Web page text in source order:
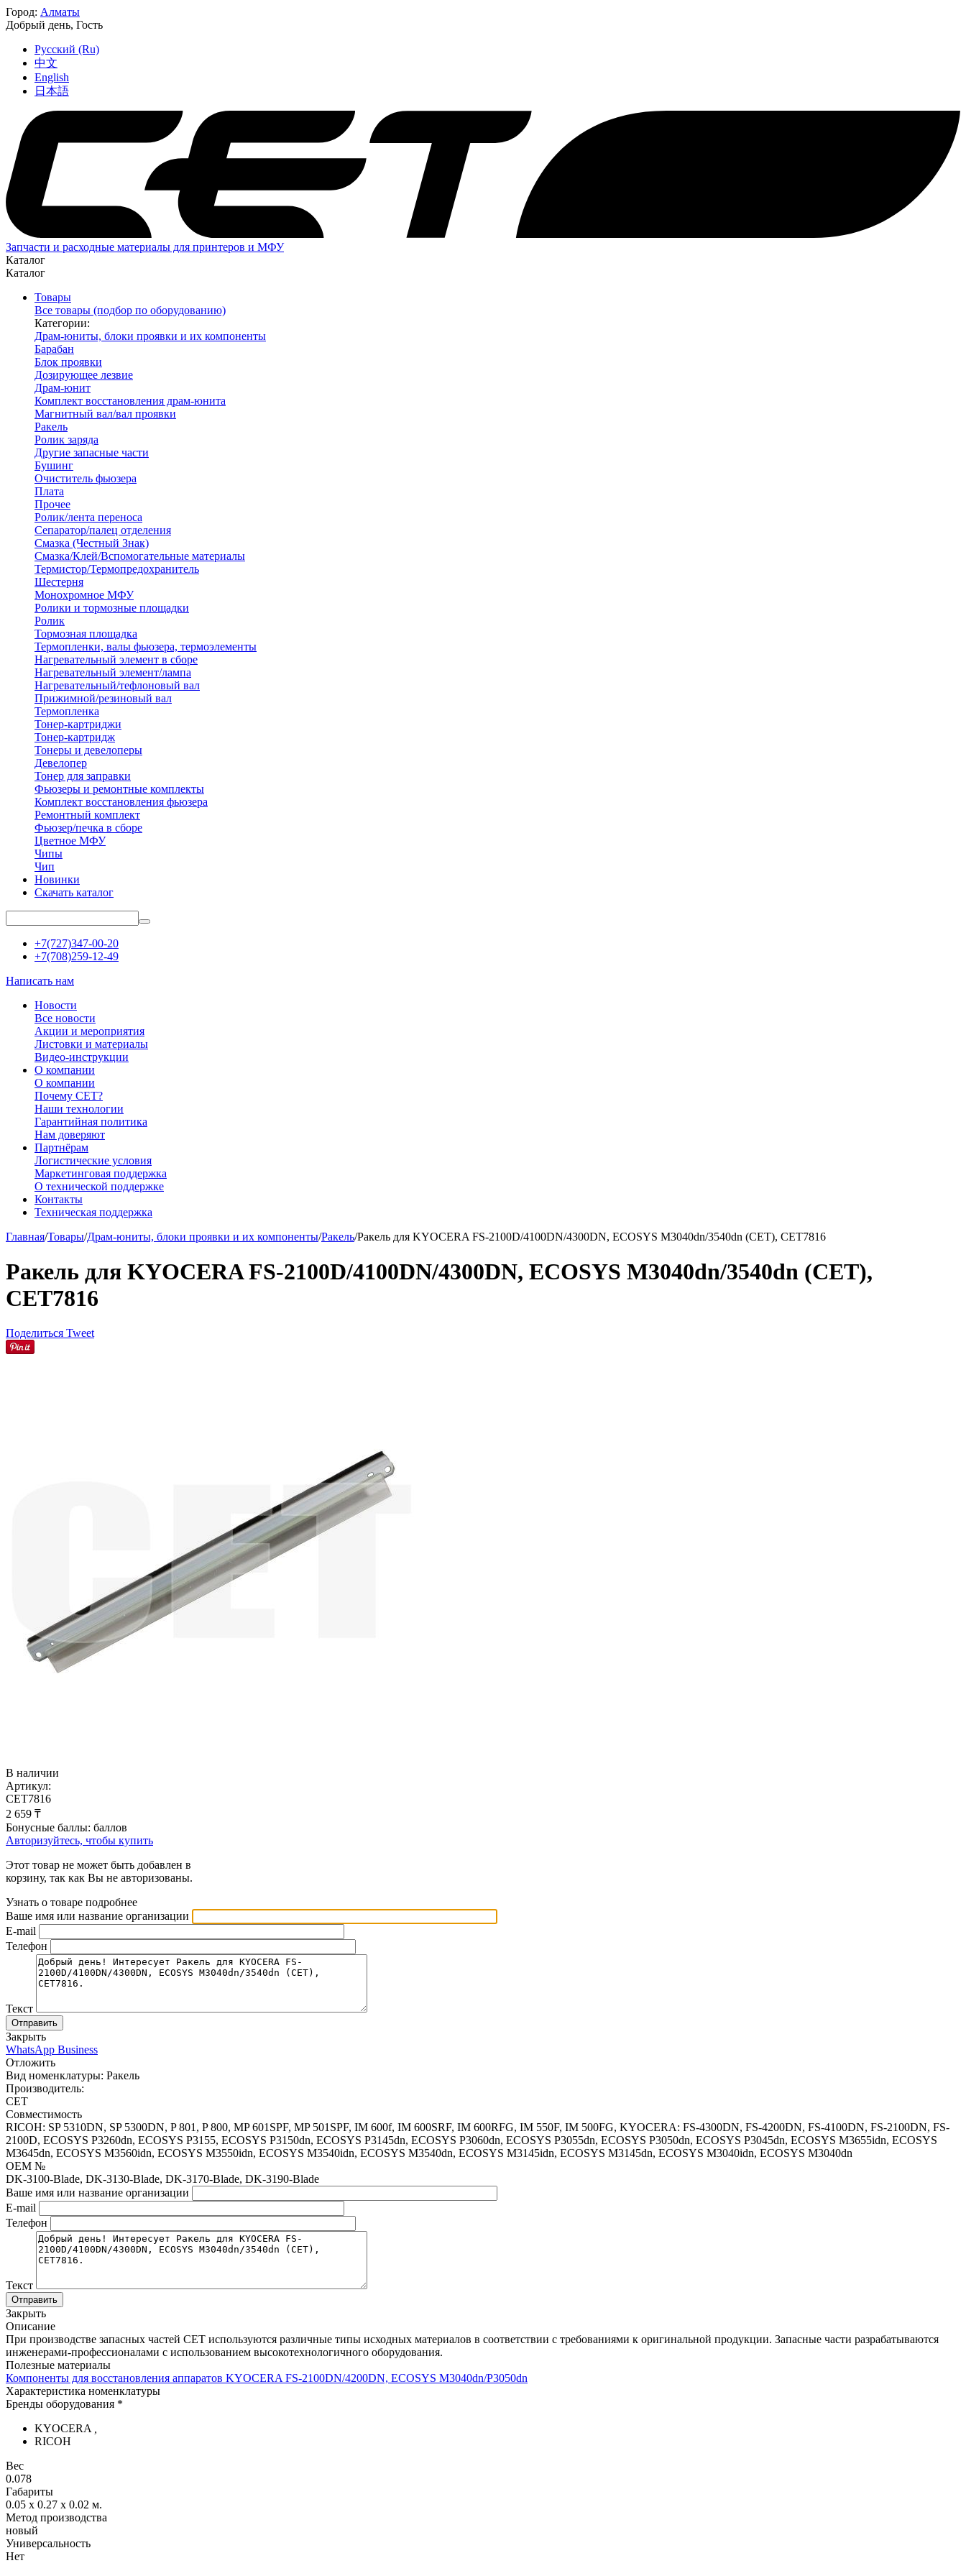
Город: Алматы
Добрый день, Гость
Русский (Ru)
中文
English
日本語
Запчасти и расходные материалы для принтеров и МФУ
Каталог
Каталог
Товары
Все товары (подбор по оборудованию)
Категории:
Драм-юниты, блоки проявки и их компоненты
Барабан
Блок проявки
Дозирующее лезвие
Драм-юнит
Комплект восстановления драм-юнита
Магнитный вал/вал проявки
Ракель
Ролик заряда
Другие запасные части
Бушинг
Очиститель фьюзера
Плата
Прочее
Ролик/лента переноса
Сепаратор/палец отделения
Смазка (Честный Знак)
Смазка/Клей/Вспомогательные материалы
Термистор/Термопредохранитель
Шестерня
Монохромное МФУ
Ролики и тормозные площадки
Ролик
Тормозная площадка
Термопленки, валы фьюзера, термоэлементы
Нагревательный элемент в сборе
Нагревательный элемент/лампа
Нагревательный/тефлоновый вал
Прижимной/резиновый вал
Термопленка
Тонер-картриджи
Тонер-картридж
Тонеры и девелоперы
Девелопер
Тонер для заправки
Фьюзеры и ремонтные комплекты
Комплект восстановления фьюзера
Ремонтный комплект
Фьюзер/печка в сборе
Цветное МФУ
Чипы
Чип
Новинки
Скачать каталог
+7(727)347-00-20
+7(708)259-12-49
Написать нам
Новости
Все новости
Акции и мероприятия
Листовки и материалы
Видео-инструкции
О компании
О компании
Почему CET?
Наши технологии
Гарантийная политика
Нам доверяют
Партнёрам
Логистические условия
Маркетинговая поддержка
О технической поддержке
Контакты
Техническая поддержка
Главная/Товары/Драм-юниты, блоки проявки и их компоненты/Ракель/Ракель для KYOCERA FS-2100D/4100DN/4300DN, ECOSYS M3040dn/3540dn (CET), CET7816
Ракель для KYOCERA FS-2100D/4100DN/4300DN, ECOSYS M3040dn/3540dn (CET),
CET7816
Поделиться Tweet
В наличии
Артикул:
CET7816
2 659 ₸
Бонусные баллы: баллов
Авторизуйтесь, чтобы купить
Этот товар не может быть добавлен в
корзину, так как Вы не авторизованы.
Узнать о товаре подробнее
Ваше имя или название организации
E-mail
Телефон
Текст
Отправить
Закрыть
WhatsApp Business
Отложить
Вид номенклатуры: Ракель
Производитель:
CET
Совместимость
RICOH: SP 5310DN, SP 5300DN, P 801, P 800, MP 601SPF, MP 501SPF, IM 600f, IM 600SRF, IM 600RFG, IM 550F, IM 500FG, KYOCERA: FS-4300DN, FS-4200DN, FS-4100DN, FS-2100DN, FS-
2100D, ECOSYS P3260dn, ECOSYS P3155, ECOSYS P3150dn, ECOSYS P3145dn, ECOSYS P3060dn, ECOSYS P3055dn, ECOSYS P3050dn, ECOSYS P3045dn, ECOSYS M3655idn, ECOSYS
M3645dn, ECOSYS M3560idn, ECOSYS M3550idn, ECOSYS M3540idn, ECOSYS M3540dn, ECOSYS M3145idn, ECOSYS M3145dn, ECOSYS M3040idn, ECOSYS M3040dn
OEM №
DK-3100-Blade, DK-3130-Blade, DK-3170-Blade, DK-3190-Blade
Ваше имя или название организации
E-mail
Телефон
Текст
Отправить
Закрыть
Описание
При производстве запасных частей CET используются различные типы исходных материалов в соответствии с требованиями к оригинальной продукции. Запасные части разрабатываются
инженерами-профессионалами с использованием высокотехнологичного оборудования.
Полезные материалы
Компоненты для восстановления аппаратов KYOCERA FS-2100DN/4200DN, ECOSYS M3040dn/P3050dn
Характеристика номенклатуры
Бренды оборудования *
KYOCERA
RICOH
Вес
0.078
Габариты
0.05 x 0.27 x 0.02 м.
Метод производства
новый
Универсальность
Нет